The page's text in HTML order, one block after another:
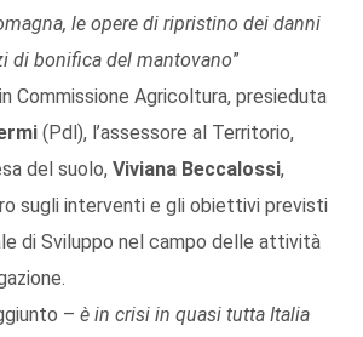
le opere di ripristino dei danni
di bonifica del mantovano”
Commissione Agricoltura, presieduta
(Pdl), l’assessore al Territorio,
del suolo, Viviana Beccalossi,
sugli interventi e gli obiettivi previsti
di Sviluppo nel campo delle attività
– è in crisi in quasi tutta Italia